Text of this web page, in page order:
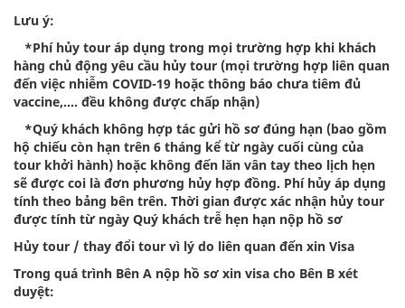
Lưu ý:
*Phí hủy tour áp dụng trong mọi trường hợp khi khách
hàng chủ động yêu cầu hủy tour (mọi trường hợp liên quan
đến việc nhiễm COVID-19 hoặc thông báo chưa tiêm đủ
vaccine,…. đều không được chấp nhận)
*Quý khách không hợp tác gửi hồ sơ đúng hạn (bao gồm
hộ chiếu còn hạn trên 6 tháng kể từ ngày cuối cùng của
tour khởi hành) hoặc không đến lăn vân tay theo lịch hẹn
sẽ được coi là đơn phương hủy hợp đồng. Phí hủy áp dụng
tính theo bảng bên trên. Thời gian được xác nhận hủy tour
được tính từ ngày Quý khách trễ hẹn hạn nộp hồ sơ
Hủy tour / thay đổi tour vì lý do liên quan đến xin Visa
Trong quá trình Bên A nộp hồ sơ xin visa cho Bên B xét
duyệt: